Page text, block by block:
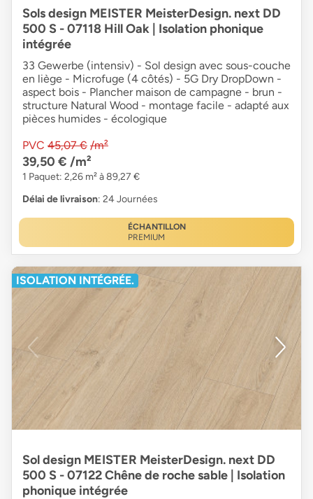
Sols design MEISTER MeisterDesign. next DD
500 S - 07118 Hill Oak | Isolation phonique
intégrée
33 Gewerbe (intensiv) - Sol design avec sous-couche
en liège - Microfuge (4 côtés) - 5G Dry DropDown -
aspect bois - Plancher maison de campagne - brun -
structure Natural Wood - montage facile - adapté aux
pièces humides - écologique
PVC 45,07 € /m²
39,50 € /m²
1 Paquet: 2,26 m² à 89,27 €
Délai de livraison: 24 Journées
ÉCHANTILLON
PREMIUM
ISOLATION INTÉGRÉE.
Sol design MEISTER MeisterDesign. next DD
500 S - 07122 Chêne de roche sable | Isolation
phonique intégrée